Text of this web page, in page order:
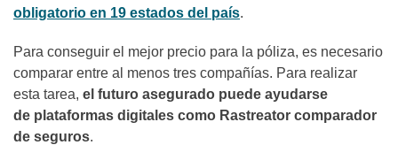
obligatorio en 19 estados del país.
Para conseguir el mejor precio para la póliza, es necesario
comparar entre al menos tres compañías. Para realizar
esta tarea, el futuro asegurado puede ayudarse
de plataformas digitales como Rastreator comparador
de seguros.